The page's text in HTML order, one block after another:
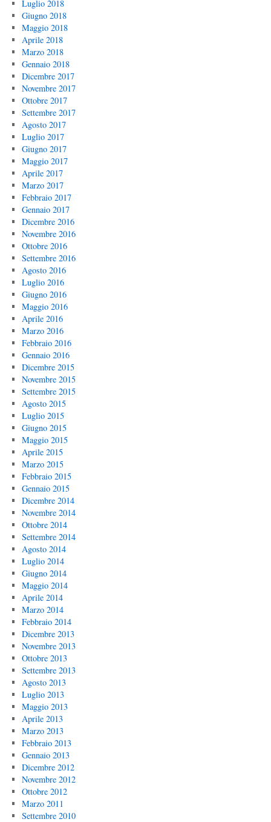
Luglio 2018
Giugno 2018
Maggio 2018
Aprile 2018
Marzo 2018
Gennaio 2018
Dicembre 2017
Novembre 2017
Ottobre 2017
Settembre 2017
Agosto 2017
Luglio 2017
Giugno 2017
Maggio 2017
Aprile 2017
Marzo 2017
Febbraio 2017
Gennaio 2017
Dicembre 2016
Novembre 2016
Ottobre 2016
Settembre 2016
Agosto 2016
Luglio 2016
Giugno 2016
Maggio 2016
Aprile 2016
Marzo 2016
Febbraio 2016
Gennaio 2016
Dicembre 2015
Novembre 2015
Settembre 2015
Agosto 2015
Luglio 2015
Giugno 2015
Maggio 2015
Aprile 2015
Marzo 2015
Febbraio 2015
Gennaio 2015
Dicembre 2014
Novembre 2014
Ottobre 2014
Settembre 2014
Agosto 2014
Luglio 2014
Giugno 2014
Maggio 2014
Aprile 2014
Marzo 2014
Febbraio 2014
Dicembre 2013
Novembre 2013
Ottobre 2013
Settembre 2013
Agosto 2013
Luglio 2013
Maggio 2013
Aprile 2013
Marzo 2013
Febbraio 2013
Gennaio 2013
Dicembre 2012
Novembre 2012
Ottobre 2012
Marzo 2011
Settembre 2010